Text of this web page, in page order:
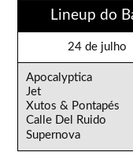
Lineup do
24 de julho
Apocalyptica
Jet
Xutos & Pontapés
Calle Del Ruido
Supernova